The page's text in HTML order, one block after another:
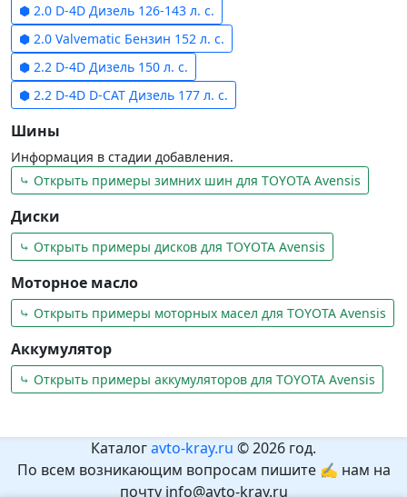
⬢ 2.0 D-4D Дизель 126-143 л. с.
⬢ 2.0 Valvematic Бензин 152 л. с.
⬢ 2.2 D-4D Дизель 150 л. с.
⬢ 2.2 D-4D D-CAT Дизель 177 л. с.
Шины
Информация в стадии добавления.
⤷ Открыть примеры зимних шин для TOYOTA Avensis
Диски
⤷ Открыть примеры дисков для TOYOTA Avensis
Моторное масло
⤷ Открыть примеры моторных масел для TOYOTA Avensis
Аккумулятор
⤷ Открыть примеры аккумуляторов для TOYOTA Avensis
Каталогavto-kray.ru © 2026 год.
По всем возникающим вопросам пишите ✍ нам на
почту info@avto-kray.ru